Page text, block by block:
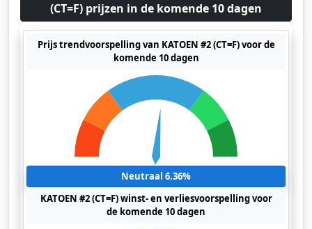
(CT=F) prijzen in de komende 10 dagen
Prijs trendvoorspelling van KATOEN #2 (CT=F) voor de
komende 10 dagen
Neutraal 6.36%
KATOEN #2 (CT=F) winst- en verliesvoorspelling voor
de komende 10 dagen